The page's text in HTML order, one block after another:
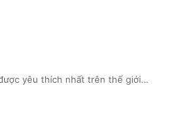
yêu thích nhất trên thế giới…